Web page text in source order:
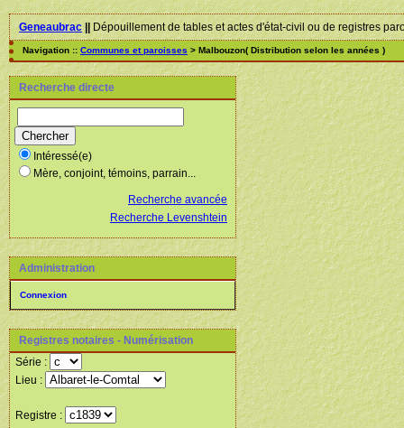
Geneaubrac||Dépouillement de tables et actes d'état-civil ou de registres
Navigation :: Communes et paroisses > Malbouzon( Distribution selon les années )
Recherche directe
Intéressé(e)
Mère, conjoint, témoins, parrain...
Recherche avancée
Recherche Levenshtein
Administration
Connexion
Registres notaires - Numérisation
Série :
Lieu :
Registre :